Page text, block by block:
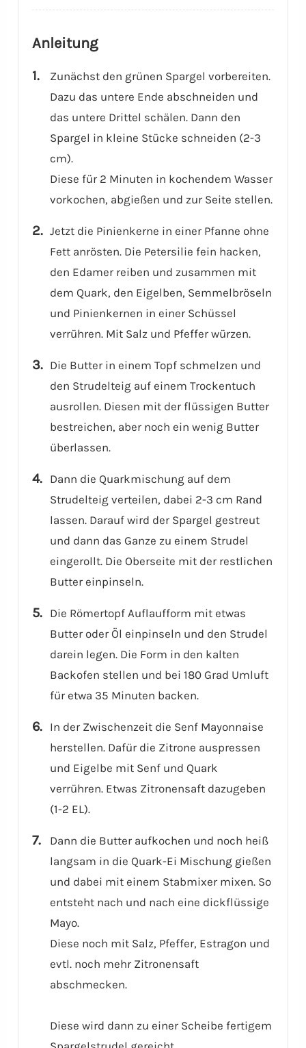
Anleitung
Zunächst den grünen Spargel vorbereiten.
Dazu das untere Ende abschneiden und
das untere Drittel schälen. Dann den
Spargel in kleine Stücke schneiden (2-3
cm).
Diese für 2 Minuten in kochendem Wasser
vorkochen, abgießen und zur Seite stellen.
Jetzt die Pinienkerne in einer Pfanne ohne
Fett anrösten. Die Petersilie fein hacken,
den Edamer reiben und zusammen mit
dem Quark, den Eigelben, Semmelbröseln
und Pinienkernen in einer Schüssel
verrühren. Mit Salz und Pfeffer würzen.
Die Butter in einem Topf schmelzen und
den Strudelteig auf einem Trockentuch
ausrollen. Diesen mit der flüssigen Butter
bestreichen, aber noch ein wenig Butter
überlassen.
Dann die Quarkmischung auf dem
Strudelteig verteilen, dabei 2-3 cm Rand
lassen. Darauf wird der Spargel gestreut
und dann das Ganze zu einem Strudel
eingerollt. Die Oberseite mit der restlichen
Butter einpinseln.
Die Römertopf Auflaufform mit etwas
Butter oder Öl einpinseln und den Strudel
darein legen. Die Form in den kalten
Backofen stellen und bei 180 Grad Umluft
für etwa 35 Minuten backen.
In der Zwischenzeit die Senf Mayonnaise
herstellen. Dafür die Zitrone auspressen
und Eigelbe mit Senf und Quark
verrühren. Etwas Zitronensaft dazugeben
(1-2 EL).
Dann die Butter aufkochen und noch heiß
langsam in die Quark-Ei Mischung gießen
und dabei mit einem Stabmixer mixen. So
entsteht nach und nach eine dickflüssige
Mayo.
Diese noch mit Salz, Pfeffer, Estragon und
evtl. noch mehr Zitronensaft
abschmecken.
Diese wird dann zu einer Scheibe fertigem